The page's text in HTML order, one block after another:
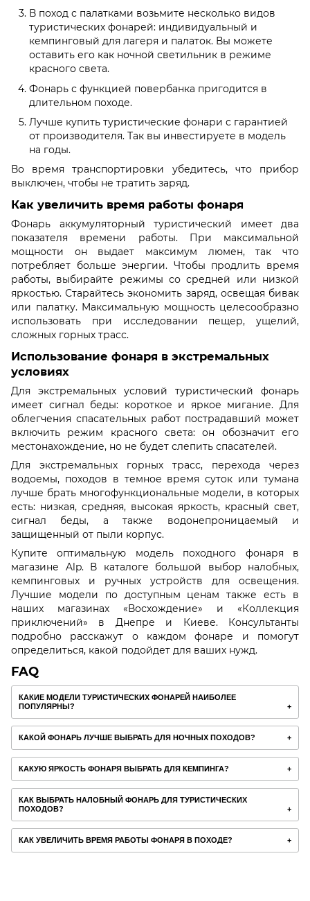
В поход с палатками возьмите несколько видов
туристических фонарей: индивидуальный и
кемпинговый для лагеря и палаток. Вы можете
оставить его как ночной светильник в режиме
красного света.
Фонарь с функцией повербанка пригодится в
длительном походе.
Лучше купить туристические фонари с гарантией
от производителя. Так вы инвестируете в модель
на годы.
Во время транспортировки убедитесь, что прибор
выключен, чтобы не тратить заряд.
Как увеличить время работы фонаря
Фонарь аккумуляторный туристический имеет два
показателя времени работы. При максимальной
мощности он выдает максимум люмен, так что
потребляет больше энергии. Чтобы продлить время
работы, выбирайте режимы со средней или низкой
яркостью. Старайтесь экономить заряд, освещая бивак
или палатку. Максимальную мощность целесообразно
использовать при исследовании пещер, ущелий,
сложных горных трасс.
Использование фонаря в экстремальных
условиях
Для экстремальных условий туристический фонарь
имеет сигнал беды: короткое и яркое мигание. Для
облегчения спасательных работ пострадавший может
включить режим красного света: он обозначит его
местонахождение, но не будет слепить спасателей.
Для экстремальных горных трасс, перехода через
водоемы, походов в темное время суток или тумана
лучше брать многофункциональные модели, в которых
есть: низкая, средняя, высокая яркость, красный свет,
сигнал беды, а также водонепроницаемый и
защищенный от пыли корпус.
Купите оптимальную модель походного фонаря в
магазине Alp. В каталоге большой выбор налобных,
кемпинговых и ручных устройств для освещения.
Лучшие модели по доступным ценам также есть в
наших магазинах «Восхождение» и «Коллекция
приключений» в Днепре и Киеве. Консультанты
подробно расскажут о каждом фонаре и помогут
определиться, какой подойдет для ваших нужд.
FAQ
КАКИЕ МОДЕЛИ ТУРИСТИЧЕСКИХ ФОНАРЕЙ НАИБОЛЕЕ
ПОПУЛЯРНЫ?
КАКОЙ ФОНАРЬ ЛУЧШЕ ВЫБРАТЬ ДЛЯ НОЧНЫХ ПОХОДОВ?
КАКУЮ ЯРКОСТЬ ФОНАРЯ ВЫБРАТЬ ДЛЯ КЕМПИНГА?
КАК ВЫБРАТЬ НАЛОБНЫЙ ФОНАРЬ ДЛЯ ТУРИСТИЧЕСКИХ
ПОХОДОВ?
КАК УВЕЛИЧИТЬ ВРЕМЯ РАБОТЫ ФОНАРЯ В ПОХОДЕ?